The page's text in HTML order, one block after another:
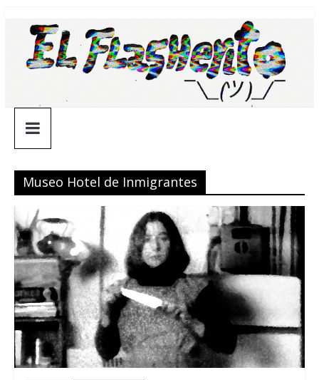
contenido
¯\_(ツ)_/
¯
Museo Hotel de Inmigrantes